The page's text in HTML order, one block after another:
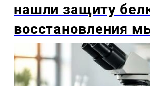
нашли защиту
восстановления